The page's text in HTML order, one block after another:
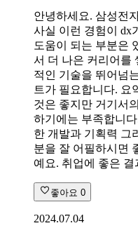
안녕하세요. 삼성전
사실 이런 경험이 dx
도움이 되는 부분은
서 더 나은 커리어를
적인 기술을 뛰어넘
트가 필요합니다. 요
것은 좋지만 거기서
하기에는 부족합니
한 개발과 기획력 그
분을 잘 어필하시면
예요. 취업에 좋은
좋아요 0
2024.07.04